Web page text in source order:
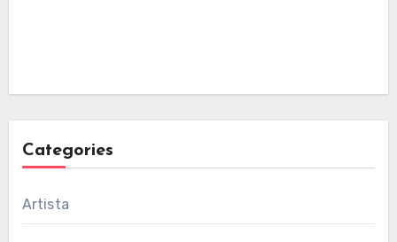
Categories
Artista